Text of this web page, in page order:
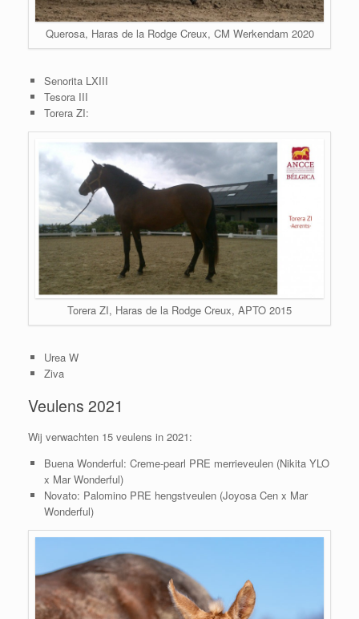
Querosa, Haras de la Rodge Creux, CM Werkendam 2020
Senorita LXIII
Tesora III
Torera ZI:
Torera ZI, Haras de la Rodge Creux, APTO 2015
Urea W
Ziva
Veulens 2021
Wij verwachten 15 veulens in 2021:
Buena Wonderful: Creme-pearl PRE merrieveulen (Nikita YLO
x Mar Wonderful)
Novato: Palomino PRE hengstveulen (Joyosa Cen x Mar
Wonderful)